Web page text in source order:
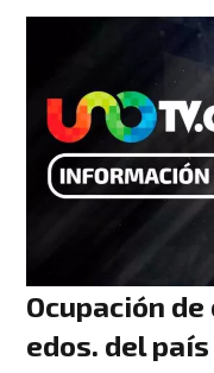
Ocupación de
edos. del país